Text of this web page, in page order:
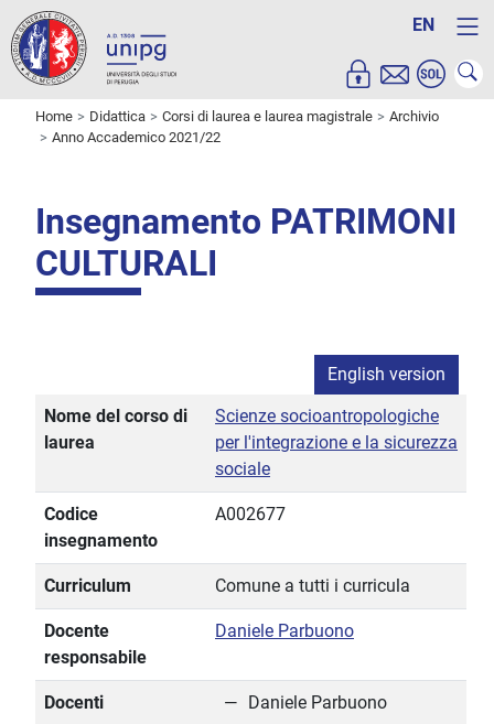
EN
Home Didattica Corsi di laurea e laurea magistrale
Archivio
Anno Accademico 2021/22
Insegnamento PATRIMONI
CULTURALI
English version
Nome del corso di
laurea
Scienze socioantropologiche
per l'integrazione e la sicurezza
sociale
Codice
insegnamento
A002677
Curriculum Comune a tutti i curricula
Docente
responsabile
Daniele Parbuono
Docenti Daniele Parbuono